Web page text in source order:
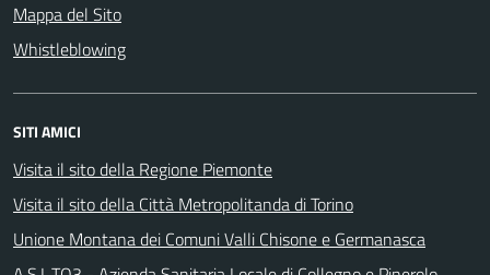
Mappa del Sito
Whistleblowing
SITI AMICI
Visita il sito della Regione Piemonte
Visita il sito della Città Metropolitanda di Torino
Unione Montana dei Comuni Valli Chisone e Germanasca